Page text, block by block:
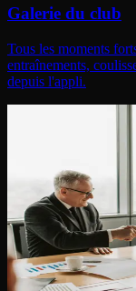
Galerie du club
Tous les moments
entraînements,
depuis l'appli.